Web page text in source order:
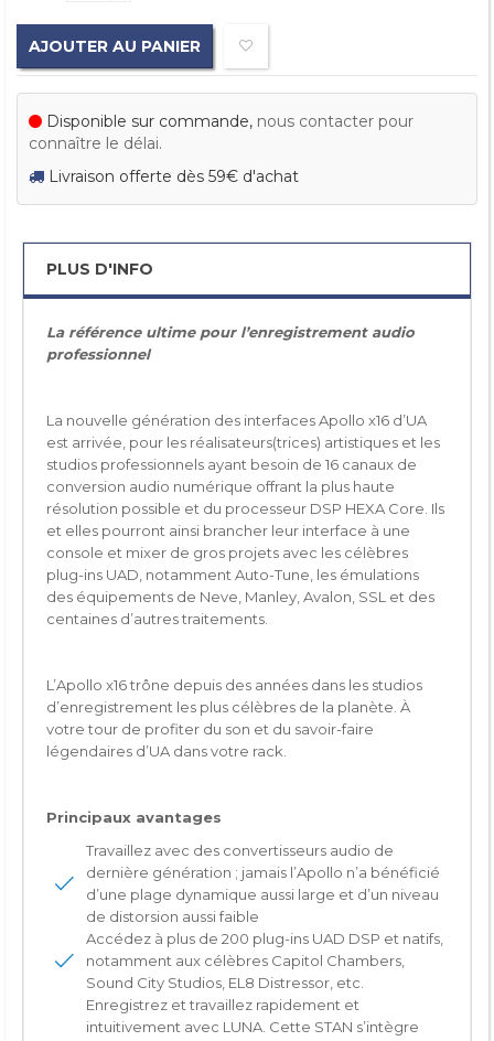
AJOUTER AU PANIER
Disponible sur commande, nous contacter pour
connaître le délai.
Livraison offerte dès 59€ d'achat
PLUS D'INFO
La référence ultime pour l’enregistrement audio
professionnel
La nouvelle génération des interfaces Apollo x16 d’UA
est arrivée, pour les réalisateurs(trices) artistiques et les
studios professionnels ayant besoin de 16 canaux de
conversion audio numérique offrant la plus haute
résolution possible et du processeur DSP HEXA Core. Ils
et elles pourront ainsi brancher leur interface à une
console et mixer de gros projets avec les célèbres
plug-ins UAD, notamment Auto-Tune, les émulations
des équipements de Neve, Manley, Avalon, SSL et des
centaines d’autres traitements.
L’Apollo x16 trône depuis des années dans les studios
d’enregistrement les plus célèbres de la planète. À
votre tour de profiter du son et du savoir-faire
légendaires d’UA dans votre rack.
Principaux avantages
Travaillez avec des convertisseurs audio de
dernière génération ; jamais l’Apollo n’a bénéficié
d’une plage dynamique aussi large et d’un niveau
de distorsion aussi faible
Accédez à plus de 200 plug-ins UAD DSP et natifs,
notamment aux célèbres Capitol Chambers,
Sound City Studios, EL8 Distressor, etc.
Enregistrez et travaillez rapidement et
intuitivement avec LUNA. Cette STAN s’intègre